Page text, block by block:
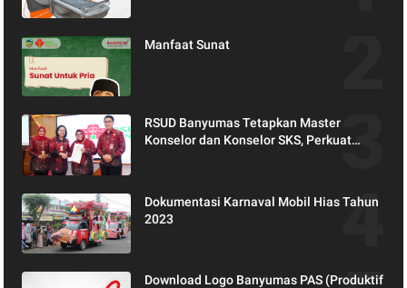
Manfaat Sunat
RSUD Banyumas Tetapkan Master
Konselor dan Konselor SKS, Perkuat
Dokumentasi Karnaval Mobil Hias Tahun
2023
Download Logo Banyumas PAS (Produktif